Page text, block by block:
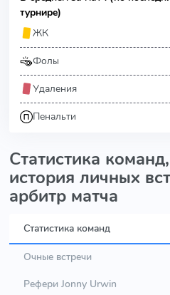
турнире)
ЖК
Фолы
Удаления
Пенальти
Статистика
история личных
арбитр матча
Статистика команд
Очные встречи
Рефери Jonny Urwin